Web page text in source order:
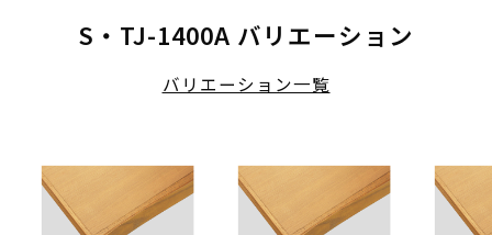
S・TJ-1400A バリエーション
バリエーション一覧